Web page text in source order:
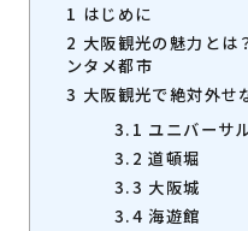
1 はじめに
2 大阪観光の魅力とは
ンタメ都市
3 大阪観光で絶対外せ
3.1 ユニバーサ
3.2 道頓堀
3.3 大阪城
3.4 海遊館